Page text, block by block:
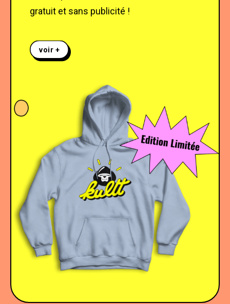
gratuit et sans publicité !
voir +